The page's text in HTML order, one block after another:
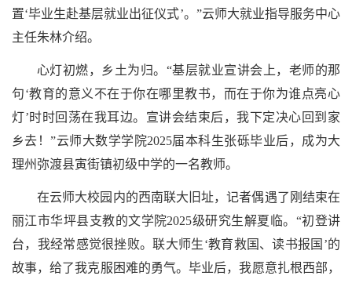
置‘毕业生赴基层就业出征仪式’。”云师大就业指导服务中心
主任朱林介绍。
心灯初燃，乡土为归。“基层就业宣讲会上，老师的那
句‘教育的意义不在于你在哪里教书，而在于你为谁点亮心
灯’时时回荡在我耳边。宣讲会结束后，我下定决心回到家
乡去！”云师大数学学院2025届本科生张砾毕业后，成为大
理州弥渡县寅街镇初级中学的一名教师。
在云师大校园内的西南联大旧址，记者偶遇了刚结束在
丽江市华坪县支教的文学院2025级研究生解夏临。“初登讲
台，我经常感觉很挫败。联大师生‘教育救国、读书报国’的
故事，给了我克服困难的勇气。毕业后，我愿意扎根西部，